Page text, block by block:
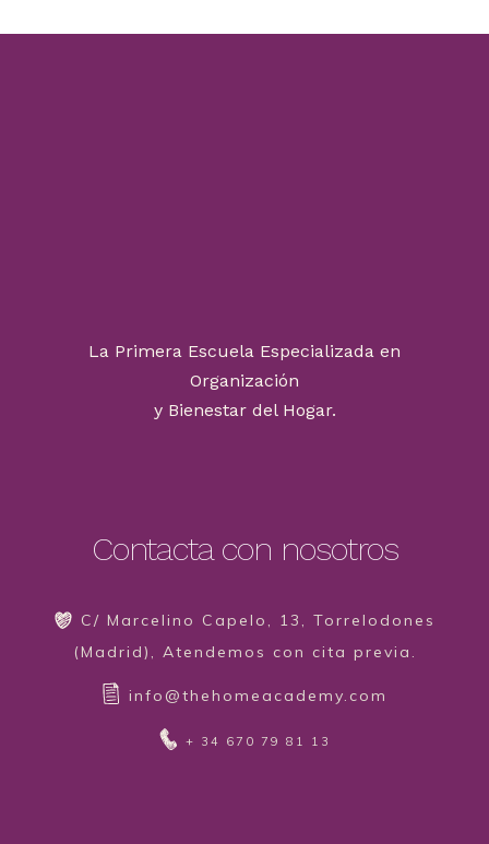
La Primera Escuela Especializada en
Organización
y Bienestar del Hogar.
Contacta con nosotros
C/ Marcelino Capelo, 13, Torrelodones
(Madrid), Atendemos con cita previa.
info@thehomeacademy.com
+ 34 670 79 81 13